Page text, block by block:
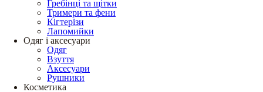
Гребінці та щітки
Тримери та фени
Кігтерізи
Лапомийки
Одяг і аксесуари
Одяг
Взуття
Аксесуари
Рушники
Косметика